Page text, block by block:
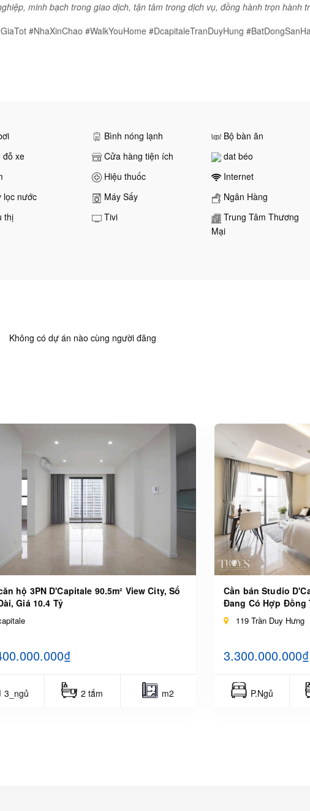
minh bạch trong giao dịch, tận tâm trong dịch vụ, đồng hành trọn hành
#NhaXinChao #WalkYouHome #DcapitaleTranDuyHung
Bình nóng lạnh Bộ bàn ăn
đỗ xe Cửa hàng tiện ích dat béo
Hiệu thuốc Internet
lọc nước Máy Sấy Ngân Hàng
thị Tivi
Trung Tâm Thương
Mại
Không có dự án nào cùng người đăng
hộ 3PN D'Capitale 90.5m² View City, Sổ
Giá 10.4 Tỷ
3_ngủ 2 tắm m2
Cần bán Studio
Đang Có Hợp Đồng
119 Trần Duy Hưng
3.300.000.000₫
P.Ngủ